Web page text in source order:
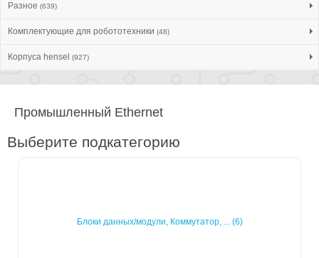
Разное (639)
Комплектующие для робототехники (48)
Корпуса hensel (927)
Промышленный Ethernet
Выберите подкатегорию
Блоки данных/модули, Коммутатор, ... (6)